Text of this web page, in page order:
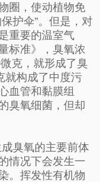
圈，使动植物免
护伞”。但是，对
重要的温室气
标准》，臭氧浓
克，就形成了臭
就构成了中度污
血管和黏膜组
臭氧细菌，但却
臭氧的主要前体
情况下会发生一
。挥发性有机物